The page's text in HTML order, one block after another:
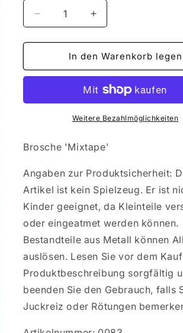
Verringere
die
Menge
Brosche
&#39;Mixtape&#39;
Erhöhe
die
Menge
für
Brosche
&#39;Mixtape&#39;
In den Warenkorb legen
Weitere Bezahlmöglichkeiten
Brosche 'Mixtape'
Angaben zur Produktsicherheit:
Artikel ist kein Spielzeug. Er ist
Kinder geeignet, da Kleinteile
oder eingeatmet werden können.
Bestandteile aus Metall können
auslösen. Lesen Sie vor dem
Produktbeschreibung sorgfältig
beenden Sie den Gebrauch, falls
Juckreiz oder Rötungen